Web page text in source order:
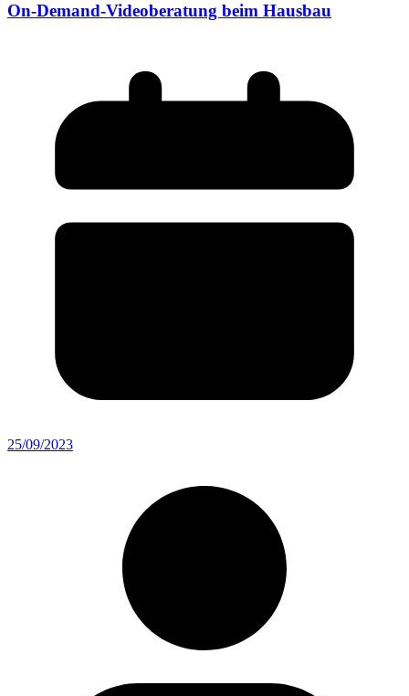
On-Demand-Videoberatung beim Hausbau
25/09/2023